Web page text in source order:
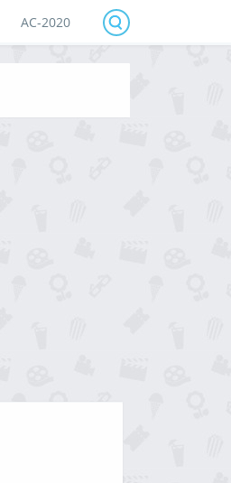
АС-2020